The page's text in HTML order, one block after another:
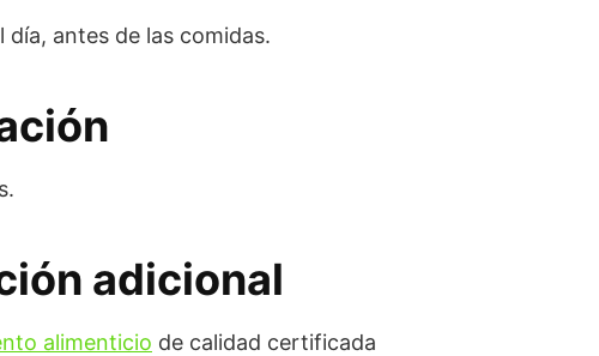
día, antes de las comidas.
adicional
alimenticio de calidad certificada